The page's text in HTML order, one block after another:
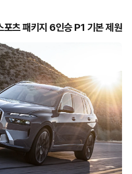
츠 패키지 6인승 P1 기본 제원